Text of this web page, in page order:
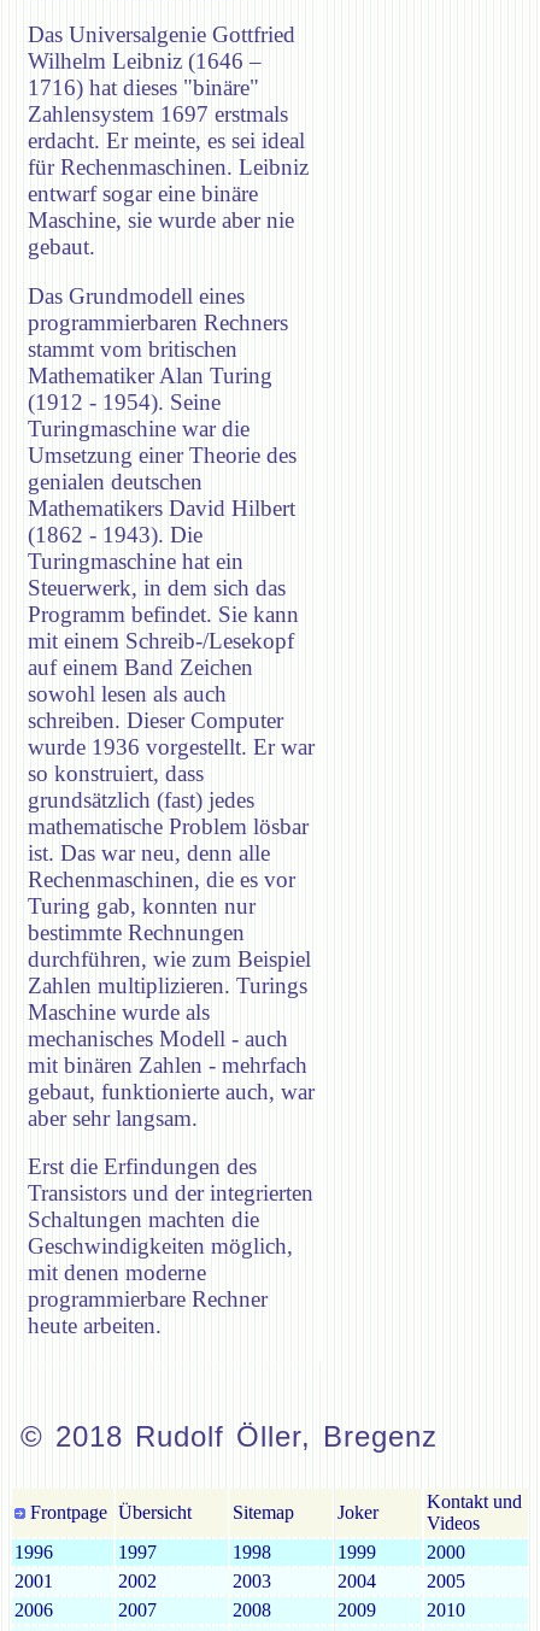
Das Universalgenie Gottfried
Wilhelm Leibniz (1646 –
1716) hat dieses "binäre"
Zahlensystem 1697 erstmals
erdacht. Er meinte, es sei ideal
für Rechenmaschinen. Leibniz
entwarf sogar eine binäre
Maschine, sie wurde aber nie
gebaut.
Das Grundmodell eines
programmierbaren Rechners
stammt vom britischen
Mathematiker Alan Turing
(1912 - 1954). Seine
Turingmaschine war die
Umsetzung einer Theorie des
genialen deutschen
Mathematikers David Hilbert
(1862 - 1943). Die
Turingmaschine hat ein
Steuerwerk, in dem sich das
Programm befindet. Sie kann
mit einem Schreib-/Lesekopf
auf einem Band Zeichen
sowohl lesen als auch
schreiben. Dieser Computer
wurde 1936 vorgestellt. Er war
so konstruiert, dass
grundsätzlich (fast) jedes
mathematische Problem lösbar
ist. Das war neu, denn alle
Rechenmaschinen, die es vor
Turing gab, konnten nur
bestimmte Rechnungen
durchführen, wie zum Beispiel
Zahlen multiplizieren. Turings
Maschine wurde als
mechanisches Modell - auch
mit binären Zahlen - mehrfach
gebaut, funktionierte auch, war
aber sehr langsam.
Erst die Erfindungen des
Transistors und der integrierten
Schaltungen machten die
Geschwindigkeiten möglich,
mit denen moderne
programmierbare Rechner
heute arbeiten.
© 2018 Rudolf Öller, Bregenz
Frontpage Übersicht Sitemap Joker
Kontakt und
Videos
1996
1997 1998 1999
2000
2001
2002 2003 2004
2005
2006
2007 2008 2009
2010